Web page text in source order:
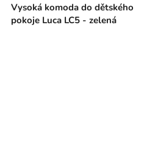
Vysoká komoda do dětského
pokoje Luca LC5 - zelená